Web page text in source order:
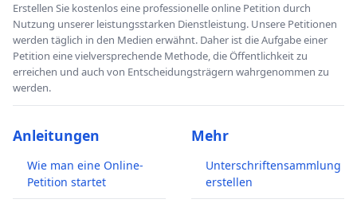
Erstellen Sie kostenlos eine professionelle online Petition durch
Nutzung unserer leistungsstarken Dienstleistung. Unsere Petitionen
werden täglich in den Medien erwähnt. Daher ist die Aufgabe einer
Petition eine vielversprechende Methode, die Öffentlichkeit zu
erreichen und auch von Entscheidungsträgern wahrgenommen zu
werden.
Anleitungen
Wie man eine Online-
Petition startet
Mehr
Unterschriftensammlung
erstellen